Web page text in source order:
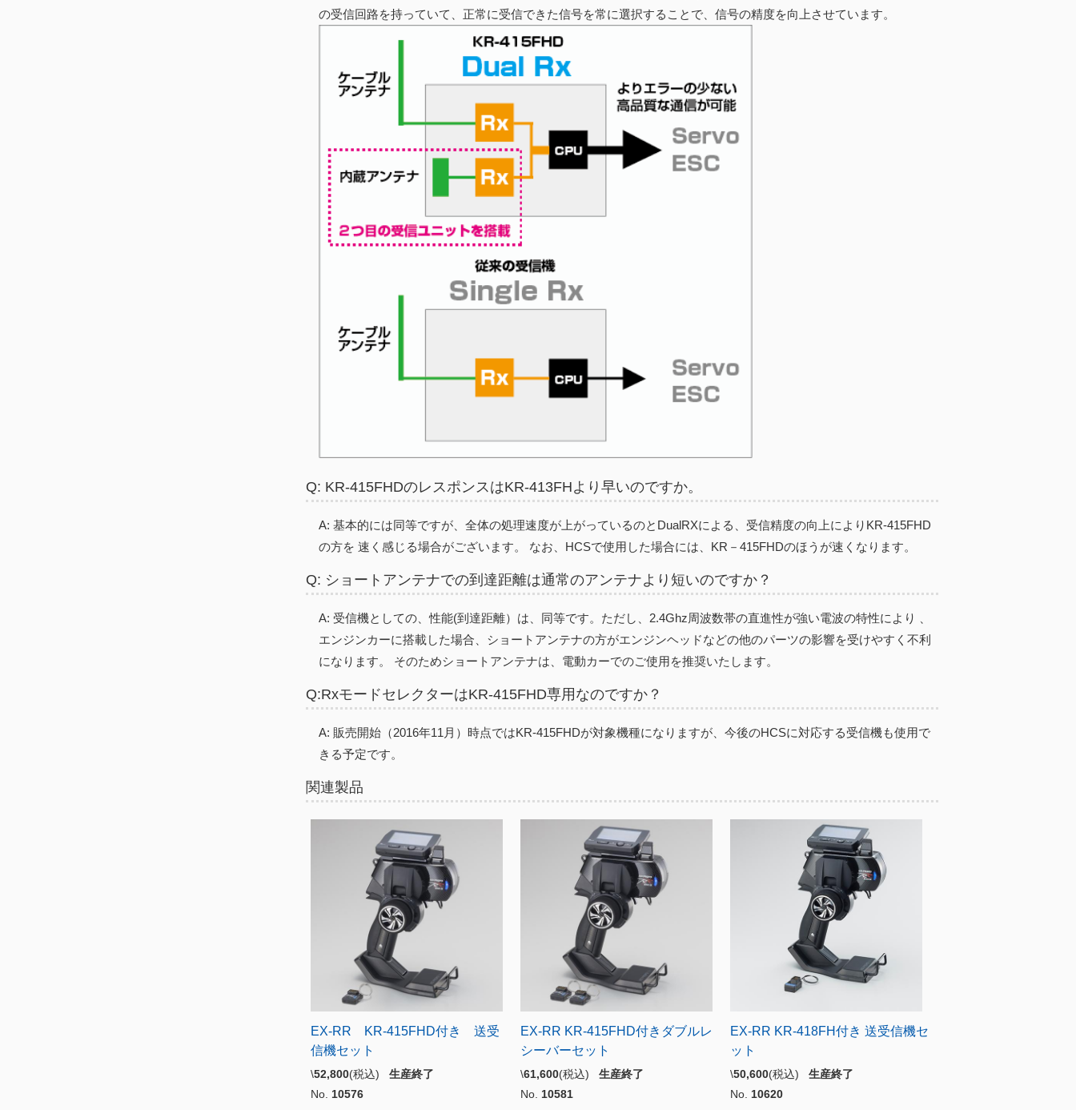
の受信回路を持っていて、正常に受信できた信号を常に選択することで、信号の精度を向上させています。
Q: KR-415FHDのレスポンスはKR-413FHより早いのですか。
A: 基本的には同等ですが、全体の処理速度が上がっているのとDualRXによる、受信精度の向上によりKR-415FHD
の方を 速く感じる場合がございます。 なお、HCSで使用した場合には、KR－415FHDのほうが速くなります。
Q: ショートアンテナでの到達距離は通常のアンテナより短いのですか？
A: 受信機としての、性能(到達距離）は、同等です。ただし、2.4Ghz周波数帯の直進性が強い電波の特性により 、
エンジンカーに搭載した場合、ショートアンテナの方がエンジンヘッドなどの他のパーツの影響を受けやすく不利
になります。 そのためショートアンテナは、電動カーでのご使用を推奨いたします。
Q:RxモードセレクターはKR-415FHD専用なのですか？
A: 販売開始（2016年11月）時点ではKR-415FHDが対象機種になりますが、今後のHCSに対応する受信機も使用で
きる予定です。
関連製品
EX-RR KR-415FHD付き 送受
信機セット
\52,800(税込) 生産終了
No. 10576
EX-RR KR-415FHD付きダブルレ
シーバーセット
\61,600(税込) 生産終了
No. 10581
EX-RR KR-418FH付き 送受信機セ
ット
\50,600(税込) 生産終了
No. 10620